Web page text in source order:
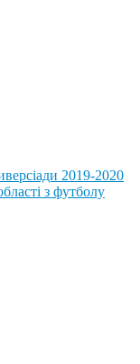
2019-2020
з футболу